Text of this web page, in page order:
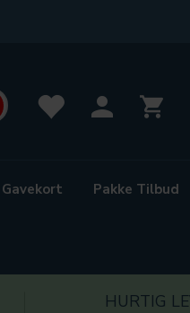
Gavekort Pakke Tilbud
HURTIG